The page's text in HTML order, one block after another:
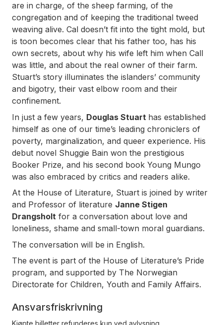
are in charge, of the sheep farming, of the
congregation and of keeping the traditional tweed
weaving alive. Cal doesn’t fit into the tight mold, but
is toon becomes clear that his father too, has his
own secrets, about why his wife left him when Call
was little, and about the real owner of their farm.
Stuart’s story illuminates the islanders’ community
and bigotry, their vast elbow room and their
confinement.
In just a few years, Douglas Stuart has established
himself as one of our time’s leading chroniclers of
poverty, marginalization, and queer experience. His
debut novel Shuggie Bain won the prestigious
Booker Prize, and his second book Young Mungo
was also embraced by critics and readers alike.
At the House of Literature, Stuart is joined by writer
and Professor of literature Janne Stigen
Drangsholt for a conversation about love and
loneliness, shame and small-town moral guardians.
The conversation will be in English.
The event is part of the House of Literature’s Pride
program, and supported by The Norwegian
Directorate for Children, Youth and Family Affairs.
Ansvarsfriskrivning